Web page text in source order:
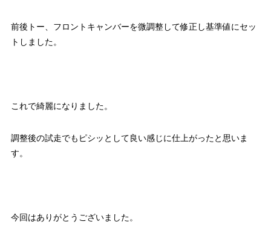
前後トー、フロントキャンバーを微調整して修正し基準値にセッ
トしました。
これで綺麗になりました。
調整後の試走でもピシッとして良い感じに仕上がったと思いま
す。
今回はありがとうございました。